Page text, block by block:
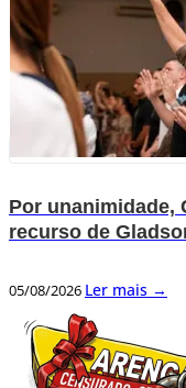
Por unanimidade,
recurso de
05/08/2026 Ler mais →